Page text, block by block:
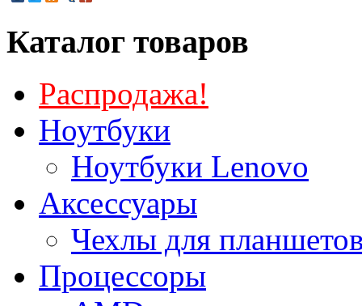
Каталог товаров
Распродажа!
Ноутбуки
Ноутбуки Lenovo
Аксессуары
Чехлы для
Процессоры